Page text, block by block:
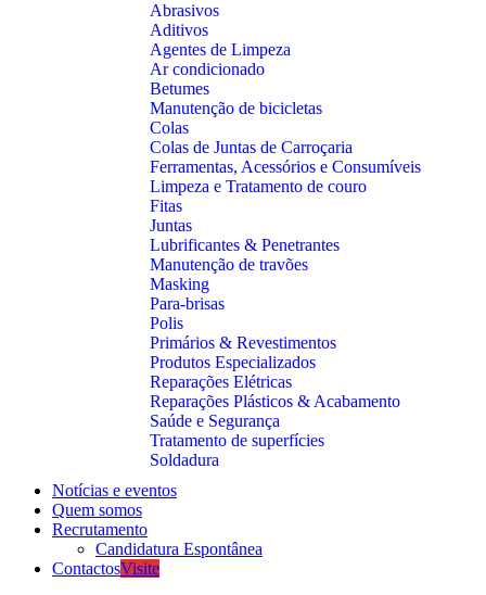
Abrasivos
Aditivos
Agentes de Limpeza
Ar condicionado
Betumes
Manutenção de bicicletas
Colas
Colas de Juntas de Carroçaria
Ferramentas, Acessórios e Consumíveis
Limpeza e Tratamento de couro
Fitas
Juntas
Lubrificantes & Penetrantes
Manutenção de travões
Masking
Para-brisas
Polis
Primários & Revestimentos
Produtos Especializados
Reparações Elétricas
Reparações Plásticos & Acabamento
Saúde e Segurança
Tratamento de superfícies
Soldadura
Notícias e eventos
Quem somos
Recrutamento
Candidatura Espontânea
ContactosVisite